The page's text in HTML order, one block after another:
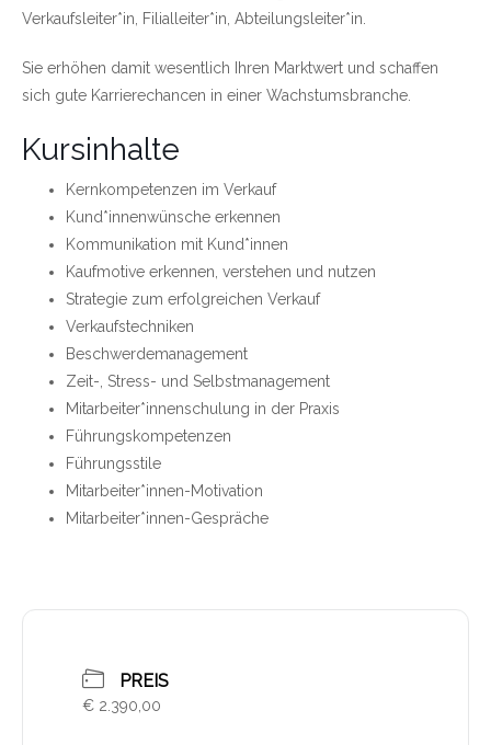
Verkaufsleiter*in, Filialleiter*in, Abteilungsleiter*in.
Sie erhöhen damit wesentlich Ihren Marktwert und schaffen
sich gute Karrierechancen in einer Wachstumsbranche.
Kursinhalte
Kernkompetenzen im Verkauf
Kund*innenwünsche erkennen
Kommunikation mit Kund*innen
Kaufmotive erkennen, verstehen und nutzen
Strategie zum erfolgreichen Verkauf
Verkaufstechniken
Beschwerdemanagement
Zeit-, Stress- und Selbstmanagement
Mitarbeiter*innenschulung in der Praxis
Führungskompetenzen
Führungsstile
Mitarbeiter*innen-Motivation
Mitarbeiter*innen-Gespräche
PREIS
€ 2.390,00